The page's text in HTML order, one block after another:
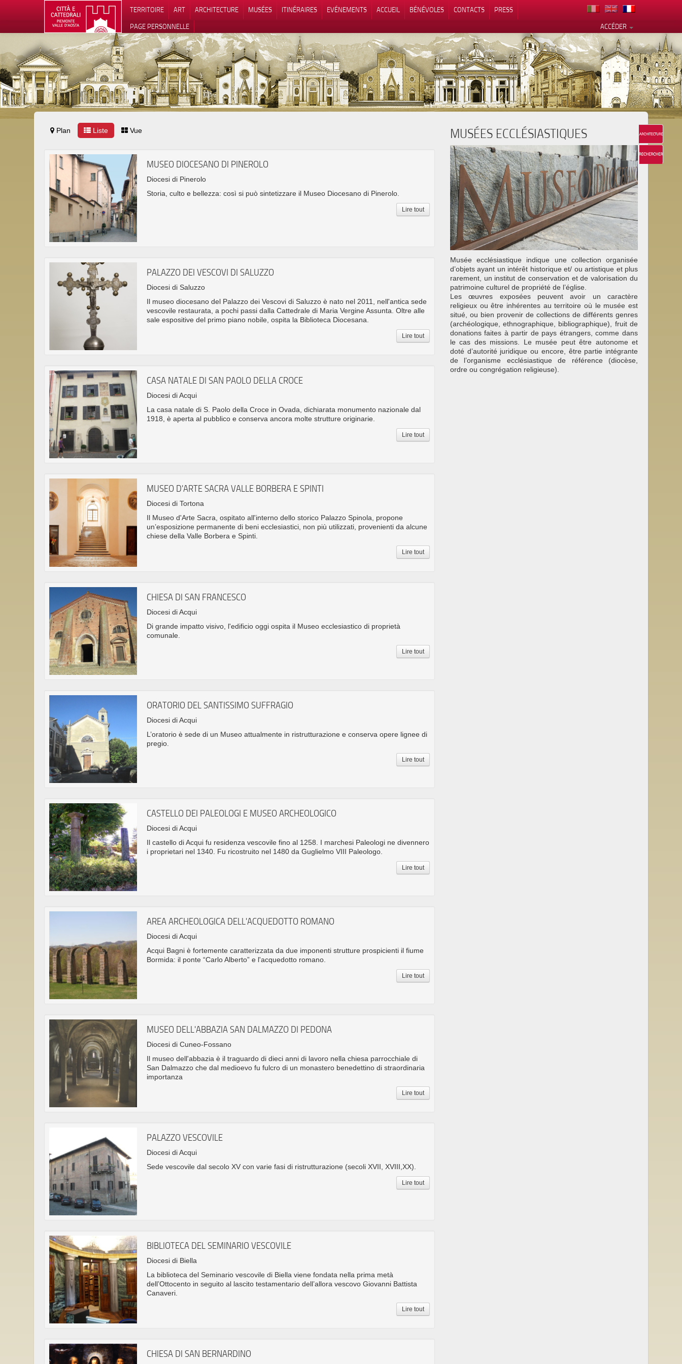
TERRITOIRE ART ARCHITECTURE MUSÉES ITINÉRAIRES EVÉNEMENTS ACCUEIL BÉNÉVOLES CONTACTS
PRESS
ACCÉDER
PAGE PERSONNELLE
Plan Liste Vue
MUSEO DIOCESANO DI PINEROLO
Diocesi di Pinerolo
Storia, culto e bellezza: così si può sintetizzare il Museo Diocesano di Pinerolo.
Lire tout
PALAZZO DEI VESCOVI DI SALUZZO
Diocesi di Saluzzo
Il museo diocesano del Palazzo dei Vescovi di Saluzzo è nato nel 2011, nell'antica sede
vescovile restaurata, a pochi passi dalla Cattedrale di Maria Vergine Assunta. Oltre alle
sale espositive del primo piano nobile, ospita la Biblioteca Diocesana.
Lire tout
CASA NATALE DI SAN PAOLO DELLA CROCE
Diocesi di Acqui
La casa natale di S. Paolo della Croce in Ovada, dichiarata monumento nazionale dal
1918, è aperta al pubblico e conserva ancora molte strutture originarie.
Lire tout
MUSEO D'ARTE SACRA VALLE BORBERA E SPINTI
Diocesi di Tortona
Il Museo d'Arte Sacra, ospitato all'interno dello storico Palazzo Spinola, propone
un’esposizione permanente di beni ecclesiastici, non più utilizzati, provenienti da alcune
chiese della Valle Borbera e Spinti.
Lire tout
CHIESA DI SAN FRANCESCO
Diocesi di Acqui
Di grande impatto visivo, l'edificio oggi ospita il Museo ecclesiastico di proprietà
comunale.
Lire tout
ORATORIO DEL SANTISSIMO SUFFRAGIO
Diocesi di Acqui
L’oratorio è sede di un Museo attualmente in ristrutturazione e conserva opere lignee di
pregio.
Lire tout
CASTELLO DEI PALEOLOGI E MUSEO ARCHEOLOGICO
Diocesi di Acqui
Il castello di Acqui fu residenza vescovile fino al 1258. I marchesi Paleologi ne divennero
i proprietari nel 1340. Fu ricostruito nel 1480 da Guglielmo VIII Paleologo.
Lire tout
AREA ARCHEOLOGICA DELL'ACQUEDOTTO ROMANO
Diocesi di Acqui
Acqui Bagni è fortemente caratterizzata da due imponenti strutture prospicienti il fiume
Bormida: il ponte “Carlo Alberto” e l'acquedotto romano.
Lire tout
MUSEO DELL'ABBAZIA SAN DALMAZZO DI PEDONA
Diocesi di Cuneo-Fossano
Il museo dell'abbazia è il traguardo di dieci anni di lavoro nella chiesa parrocchiale di
San Dalmazzo che dal medioevo fu fulcro di un monastero benedettino di straordinaria
importanza
Lire tout
PALAZZO VESCOVILE
Diocesi di Acqui
Sede vescovile dal secolo XV con varie fasi di ristrutturazione (secoli XVII, XVIII,XX).
Lire tout
BIBLIOTECA DEL SEMINARIO VESCOVILE
Diocesi di Biella
La biblioteca del Seminario vescovile di Biella viene fondata nella prima metà
dell’Ottocento in seguito al lascito testamentario dell’allora vescovo Giovanni Battista
Canaveri.
Lire tout
CHIESA DI SAN BERNARDINO
MUSÉES ECCLÉSIASTIQUES
Musée ecclésiastique indique une collection organisée
d’objets ayant un intérêt historique et/ ou artistique et plus
rarement, un institut de conservation et de valorisation du
patrimoine culturel de propriété de l’église.
Les œuvres exposées peuvent avoir un caractère
religieux ou être inhérentes au territoire où le musée est
situé, ou bien provenir de collections de différents genres
(archéologique, ethnographique, bibliographique), fruit de
donations faites à partir de pays étrangers, comme dans
le cas des missions. Le musée peut être autonome et
doté d’autorité juridique ou encore, être partie intégrante
de l’organisme ecclésiastique de référence (diocèse,
ordre ou congrégation religieuse).
Vos choix en matière de confidentialité